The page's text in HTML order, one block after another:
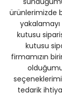
ürünlerimizde
kutusu
kutusu
firmamızın
tedarik